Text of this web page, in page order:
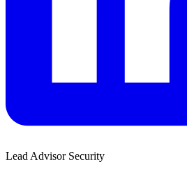
Lead Advisor Security